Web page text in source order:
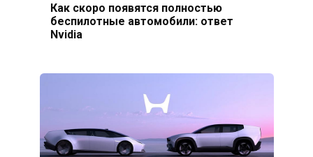
Как скоро появятся полностью
беспилотные автомобили: ответ
Nvidia